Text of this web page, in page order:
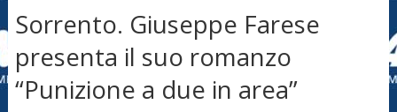
Sorrento. Giuseppe Farese
presenta il suo romanzo
“Punizione a due in area”